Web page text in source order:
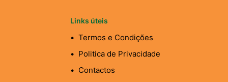
Links úteis
Termos e Condições
Politica de Privacidade
Contactos